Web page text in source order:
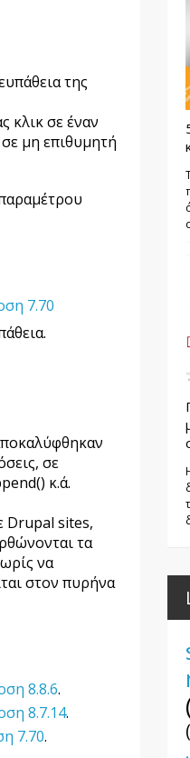
της
κλικ σε έναν
μη επιθυμητή
7.70
σε
κ.ά.
Drupal sites,
τα
να
στον πυρήνα
8.8.6.
8.7.14.
7.70.